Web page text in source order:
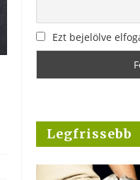
Ezt bejelölve
Legfrissebb